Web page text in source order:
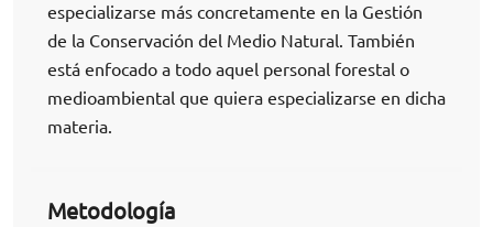
especializarse más concretamente en la Gestión
de la Conservación del Medio Natural. También
está enfocado a todo aquel personal forestal o
medioambiental que quiera especializarse en dicha
materia.
Metodología